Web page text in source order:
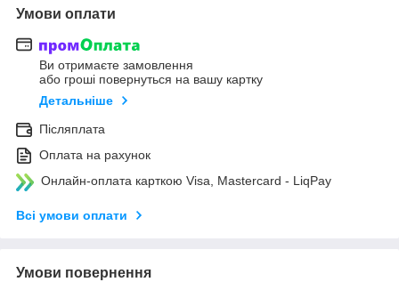
Умови оплати
Ви отримаєте замовлення
або гроші повернуться на вашу картку
Детальніше
Післяплата
Оплата на рахунок
Онлайн-оплата карткою Visa, Mastercard - LiqPay
Всі умови оплати
Умови повернення